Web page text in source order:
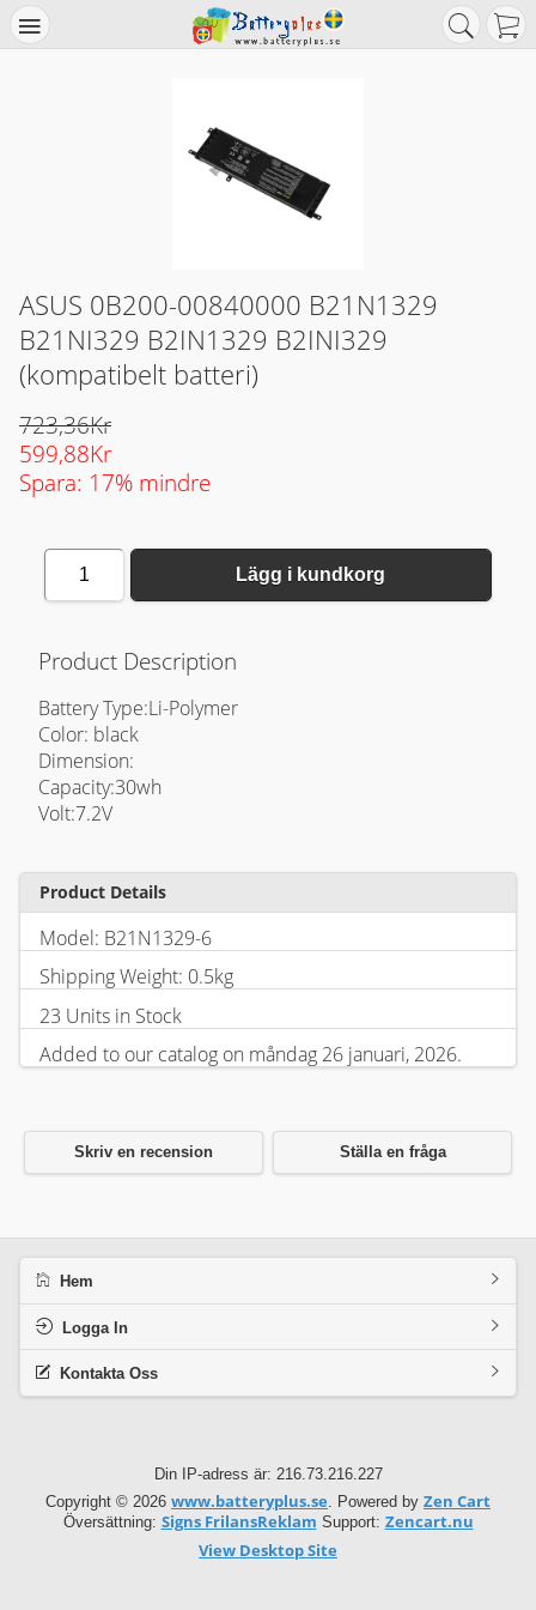
ASUS 0B200-00840000 B21N1329
B21NI329 B2IN1329 B2INI329
(kompatibelt batteri)
723,36Kr
599,88Kr
Spara: 17% mindre
1 Lägg i kundkorg
Product Description
Battery Type:Li-Polymer
Color: black
Dimension:
Capacity:30wh
Volt:7.2V
Product Details
Model: B21N1329-6
Shipping Weight: 0.5kg
23 Units in Stock
Added to our catalog on måndag 26 januari, 2026.
Skriv en recension Ställa en fråga
Hem
Logga In
Kontakta Oss
Din IP-adress är: 216.73.216.227
Copyright © 2026 www.batteryplus.se. Powered by Zen Cart
Översättning: Signs FrilansReklam Support: Zencart.nu
View Desktop Site